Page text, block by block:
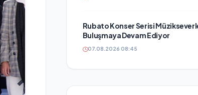
Rubato Konser Serisi
Buluşmaya Devam Ediyor
07.08.2026 08:45